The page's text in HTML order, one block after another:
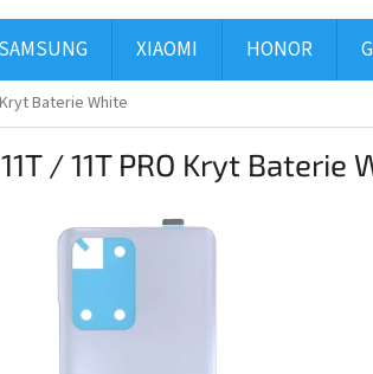
SAMSUNG XIAOMI HONOR
Baterie White
/ 11T PRO Kryt Baterie